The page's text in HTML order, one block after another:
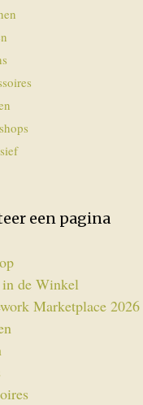
een pagina
de Winkel
Marketplace 2026